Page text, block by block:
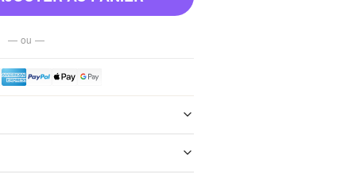
— ou —
Aucun frais de port, jamais.